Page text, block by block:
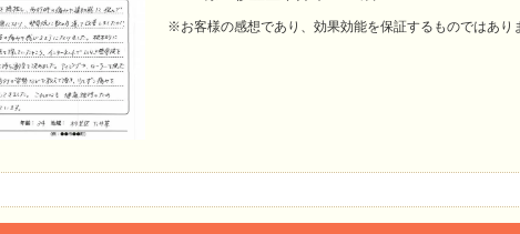
※お客様の感想であり、効果効能を保証するものではあり